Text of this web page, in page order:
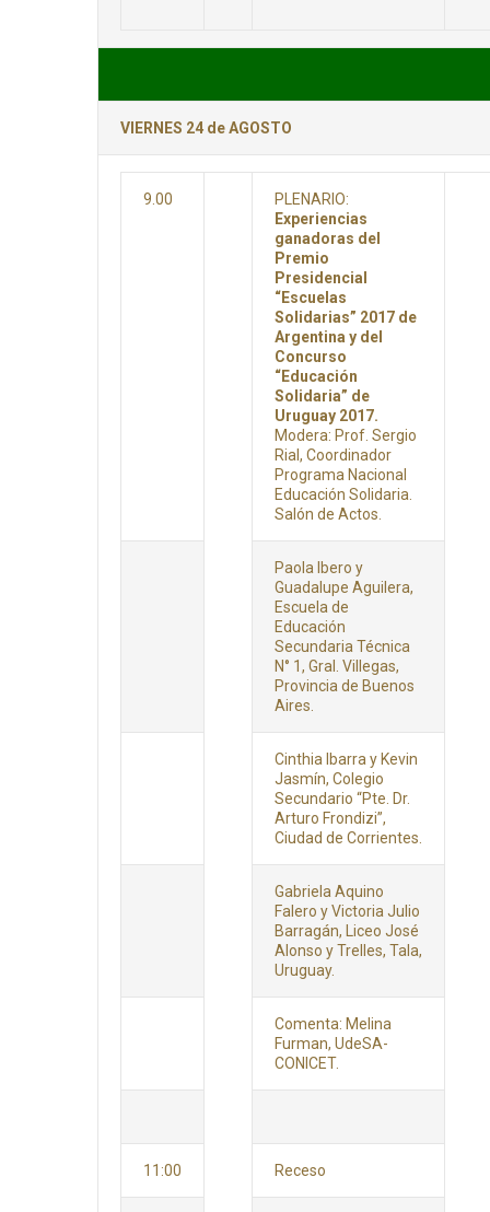
VIERNES 24 de AGOSTO
9.00
PLENARIO:
Experiencias
ganadoras del
Premio
Presidencial
“Escuelas
Solidarias” 2017 de
Argentina y del
Concurso
“Educación
Solidaria” de
Uruguay 2017.
Modera: Prof. Sergio
Rial, Coordinador
Programa Nacional
Educación Solidaria.
Salón de Actos.
Paola Ibero y
Guadalupe Aguilera,
Escuela de
Educación
Secundaria Técnica
N° 1, Gral. Villegas,
Provincia de Buenos
Aires.
Cinthia Ibarra y Kevin
Jasmín, Colegio
Secundario “Pte. Dr.
Arturo Frondizi”,
Ciudad de Corrientes.
Gabriela Aquino
Falero y Victoria Julio
Barragán, Liceo José
Alonso y Trelles, Tala,
Uruguay.
Comenta: Melina
Furman, UdeSA-
CONICET.
11:00 Receso